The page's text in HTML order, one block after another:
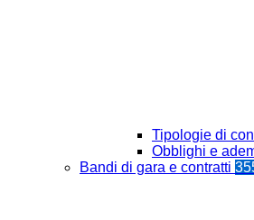
Tipologie di
Obblighi e
Bandi di gara e contratti